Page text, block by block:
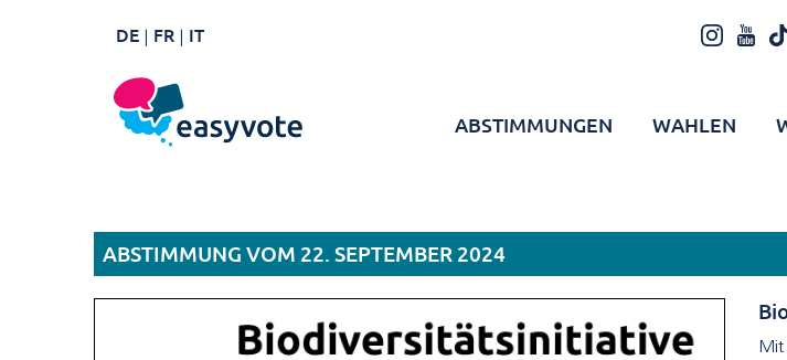
DE FR IT
ABSTIMMUNGEN WAHLEN
ABSTIMMUNG VOM 22. SEPTEMBER 2024